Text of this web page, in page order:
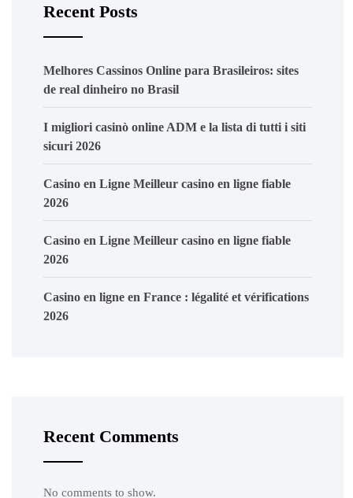
Recent Posts
Melhores Cassinos Online para Brasileiros: sites
de real dinheiro no Brasil
I migliori casinò online ADM e la lista di tutti i siti
sicuri 2026
Casino en Ligne Meilleur casino en ligne fiable
2026
Casino en Ligne Meilleur casino en ligne fiable
2026
Casino en ligne en France : légalité et vérifications
2026
Recent Comments
No comments to show.